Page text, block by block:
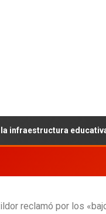
educativa
reclamó por los